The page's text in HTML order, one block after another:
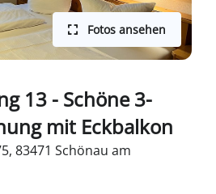
Fotos ansehen
13 - Schöne 3-
mit Eckbalkon
83471 Schönau am